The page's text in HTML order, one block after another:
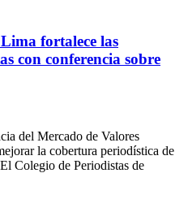
fortalece las
con conferencia sobre
del Mercado de Valores
la cobertura periodística de
Colegio de Periodistas de